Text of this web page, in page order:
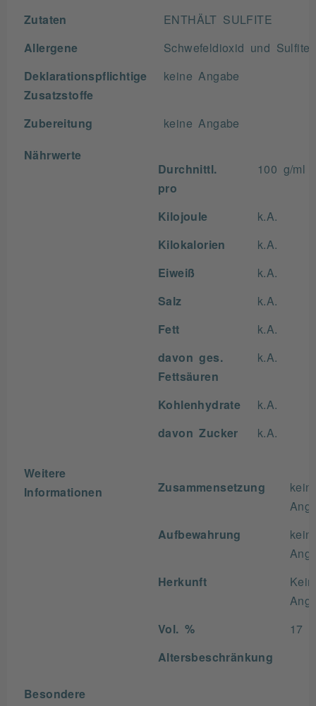
Zutaten ENTHÄLT SULFITE
Allergene Schwefeldioxid und Sulfite
Deklarationspflichtige
Zusatzstoffe
keine Angabe
Zubereitung keine Angabe
Nährwerte
Durchnittl.
pro
100 g/ml
Kilojoule k.A.
Kilokalorien k.A.
Eiweiß k.A.
Salz k.A.
Fett k.A.
davon ges.
Fettsäuren
k.A.
Kohlenhydrate k.A.
davon Zucker k.A.
Weitere
Informationen
Zusammensetzung
Aufbewahrung
Herkunft
Vol. % 17
Altersbeschränkung
Besondere